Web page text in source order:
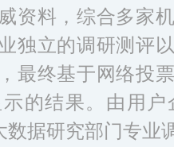
资料，综合多家
独立的调研测评
最终基于网络投
的结果。由用
数据研究部门专业